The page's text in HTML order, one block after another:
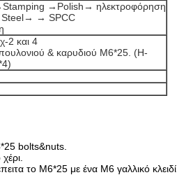
→Polish→ ηλεκτροφόρηση
Steel→ → SPCC
2 και 4
& καρυδιού M6*25. (H-
bolts&nuts.
το M6*25 με ένα M6 γαλλικό κλειδί.